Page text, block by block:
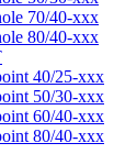
70/40-xxx
80/40-xxx
40/25-xxx
50/30-xxx
60/40-xxx
80/40-xxx